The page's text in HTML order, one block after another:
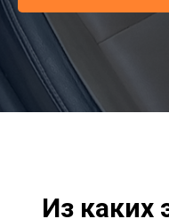
Из каких